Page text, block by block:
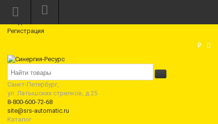
Режим работы: Пн—Пт: 10:00—18:00
Регистрация
₽
Санкт-Петербург,
ул. Латышских стрелков, д 25
8-800-600-72-68
site@srs-automatic.ru
Каталог